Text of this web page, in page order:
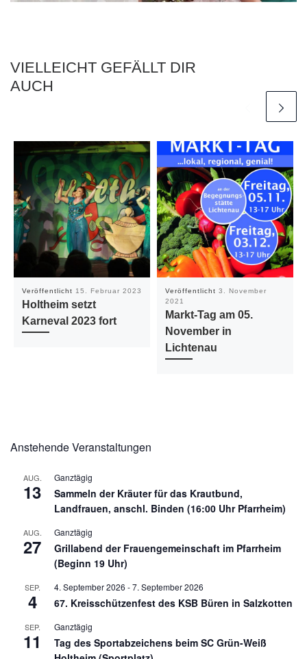
VIELLEICHT GEFÄLLT DIR
AUCH
Veröffentlicht 15. Februar 2023
Holtheim setzt
Karneval 2023 fort
Veröffentlicht 3. November
2021
Markt-Tag am 05.
November in
Lichtenau
Anstehende Veranstaltungen
AUG.
13
Ganztägig
Sammeln der Kräuter für das Krautbund,
Landfrauen, anschl. Binden (16:00 Uhr Pfarrheim)
AUG.
27
Ganztägig
Grillabend der Frauengemeinschaft im Pfarrheim
(Beginn 19 Uhr)
SEP.
4
4. September 2026 -7. September 2026
67. Kreisschützenfest des KSB Büren in Salzkotten
SEP.
11
Ganztägig
Tag des Sportabzeichens beim SC Grün-Weiß